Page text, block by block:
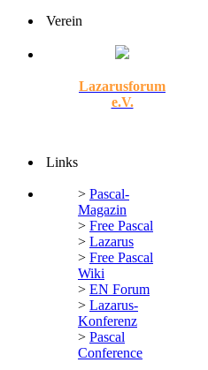
Verein
Lazarusforum
e.V.
Links
> Pascal-
Magazin
> Free Pascal
> Lazarus
> Free Pascal
Wiki
> EN Forum
> Lazarus-
Konferenz
> Pascal
Conference